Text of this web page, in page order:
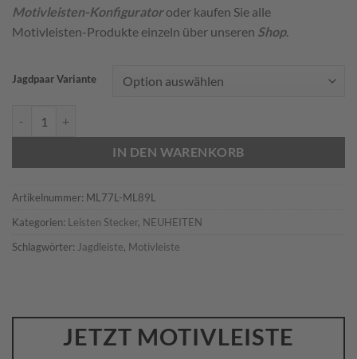
Motivleisten-Konfiguratoroder kaufen Sie alle
Motivleisten-Produkte einzeln über unseren Shop.
Jagdpaar Variante
IN DEN WARENKORB
Artikelnummer: ML77L-ML89L
Kategorien: Leisten Stecker, NEUHEITEN
Schlagwörter: Jagdleiste, Motivleiste
JETZT MOTIVLEISTE